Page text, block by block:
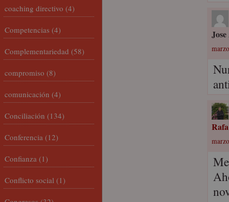
Rafa
coaching directivo (4)
Competencias (4)
Complementariedad (58)
compromiso (8)
comunicación (4)
Conciliación (134)
Conferencia (12)
Confianza (1)
Conflicto social (1)